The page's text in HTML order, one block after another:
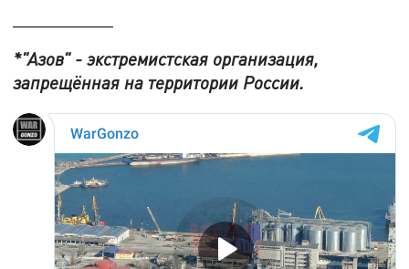
*"Азов" - экстремистская организация,
запрещённая на территории России.